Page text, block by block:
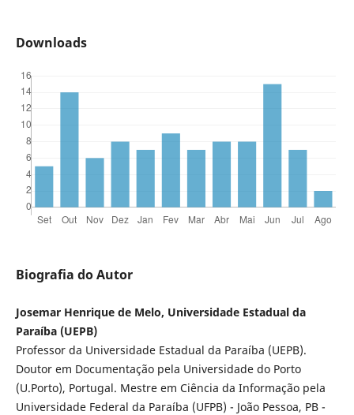
Downloads
Biografia do Autor
Josemar Henrique de Melo, Universidade Estadual da
Paraíba (UEPB)
Professor da Universidade Estadual da Paraíba (UEPB).
Doutor em Documentação pela Universidade do Porto
(U.Porto), Portugal. Mestre em Ciência da Informação pela
Universidade Federal da Paraíba (UFPB) - João Pessoa, PB -